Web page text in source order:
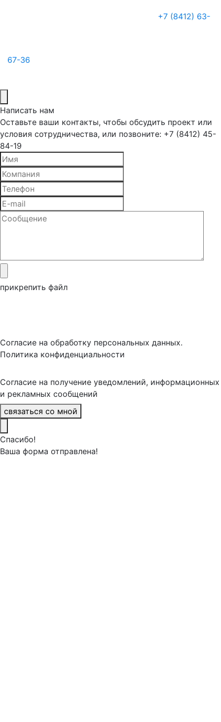
+7 (8412) 63-
67-36
Написать нам
Оставьте ваши контакты, чтобы обсудить проект или
условия сотрудничества, или позвоните: +7 (8412) 45-
84-19
прикрепить файл
Согласие на обработку персональных данных.
Политика конфиденциальности
Согласие на получение уведомлений, информационных
и рекламных сообщений
связаться со мной
Спасибо!
Ваша форма отправлена!